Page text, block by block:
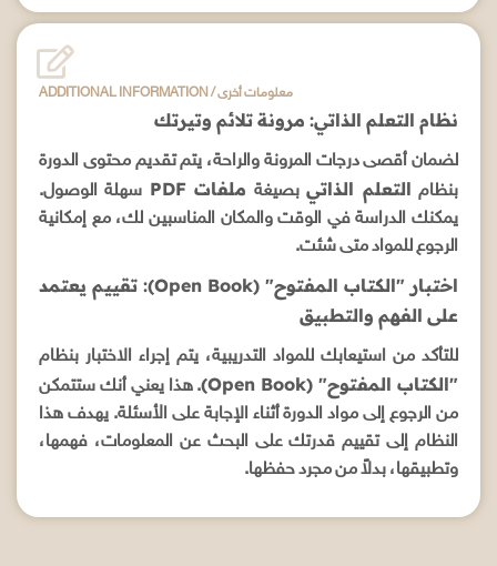
ADDITIONAL INFORMATION / معلومات أخرى
نظام التعلم الذاتي: مرونة تلائم وتيرتك
لضمان أقصى درجات المرونة والراحة، يتم تقديم محتوى الدورة
بنظام التعلم الذاتيبصيغة ملفات PDF
سهلة الوصول.
يمكنك الدراسة في الوقت والمكان المناسبين لك، مع إمكانية
الرجوع للمواد متى شئت.
اختبار "الكتاب المفتوح" (Open Book): تقييم يعتمد
على الفهم والتطبيق
للتأكد من استيعابك للمواد التدريبية، يتم إجراء الاختبار بنظام
"الكتاب المفتوح" (Open Book)
. هذا يعني أنك ستتمكن
من الرجوع إلى مواد الدورة أثناء الإجابة على الأسئلة. يهدف هذا
النظام إلى تقييم قدرتك على البحث عن المعلومات، فهمها،
وتطبيقها، بدلاً من مجرد حفظها.